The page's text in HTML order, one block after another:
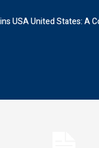
USA United States: A